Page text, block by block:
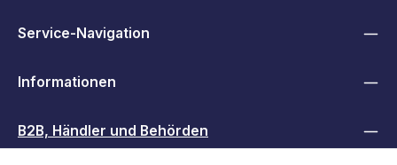
Service-Navigation
Informationen
B2B, Händler und Behörden